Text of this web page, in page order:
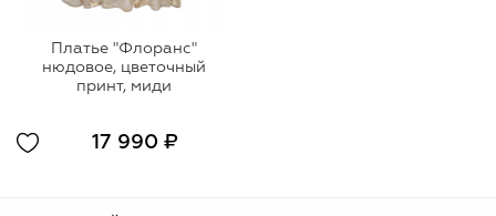
Платье "Флоранс"
нюдовое, цветочный
принт, миди
17 990 ₽